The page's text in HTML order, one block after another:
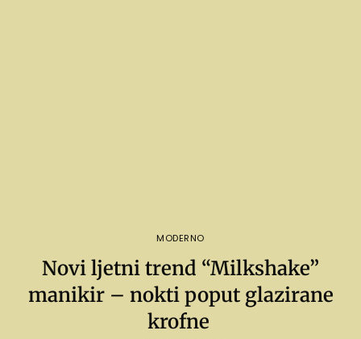
MODERNO
Novi ljetni trend “Milkshake”
manikir – nokti poput glazirane
krofne